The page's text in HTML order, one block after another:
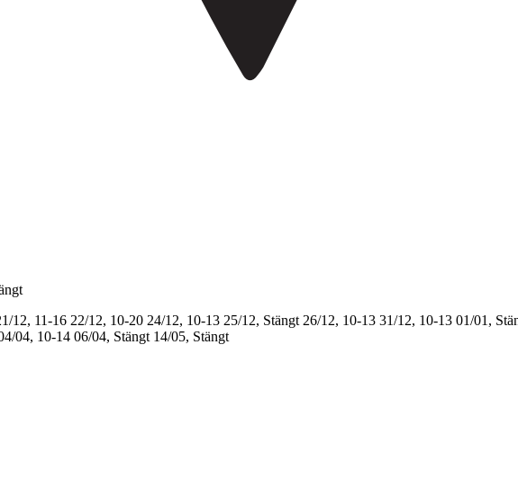
12, 11-16 22/12, 10-20 24/12, 10-13 25/12, Stängt 26/12, 10-13 31/12, 10-13 01/01,
04, 10-14 06/04, Stängt 14/05, Stängt